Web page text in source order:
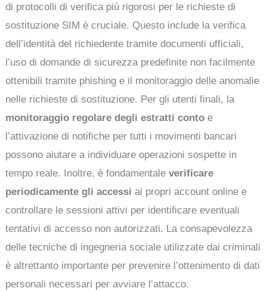
di protocolli di verifica più rigorosi per le richieste di
sostituzione SIM è cruciale. Questo include la verifica
dell’identità del richiedente tramite documenti ufficiali,
l’uso di domande di sicurezza predefinite non facilmente
ottenibili tramite phishing e il monitoraggio delle anomalie
nelle richieste di sostituzione. Per gli utenti finali, la
monitoraggio regolare degli estratti conto e
l’attivazione di notifiche per tutti i movimenti bancari
possono aiutare a individuare operazioni sospette in
tempo reale. Inoltre, è fondamentaleverificare
periodicamente gli accessi ai propri account online e
controllare le sessioni attivi per identificare eventuali
tentativi di accesso non autorizzati. La consapevolezza
delle tecniche di ingegneria sociale utilizzate dai criminali
è altrettanto importante per prevenire l’ottenimento di dati
personali necessari per avviare l’attacco.